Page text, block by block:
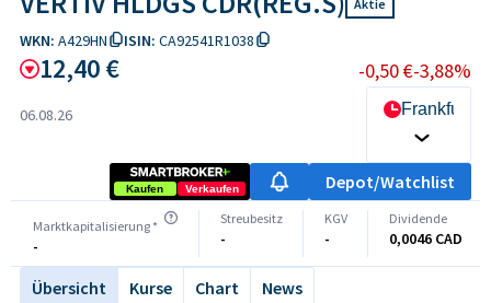
Aktie
WKN: A429HN ISIN: CA92541R1038
12,40 € -0,50 €-3,88%
06.08.26 Frankfurt
Kaufen Verkaufen Depot/Watchlist
Marktkapitalisierung *
-
Streubesitz
-
KGV
-
Dividende
0,0046 CAD
Übersicht Kurse Chart News